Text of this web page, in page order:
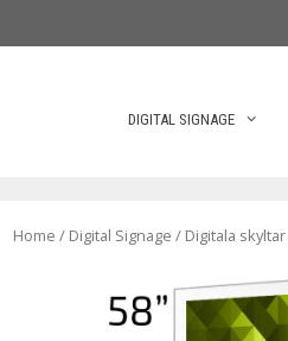
DIGITAL SIGNAGE
Home / Digital Signage / Digitala skyltar